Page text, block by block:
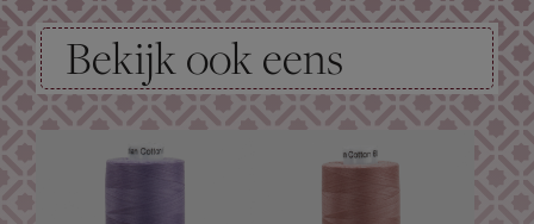
Bekijk ook eens